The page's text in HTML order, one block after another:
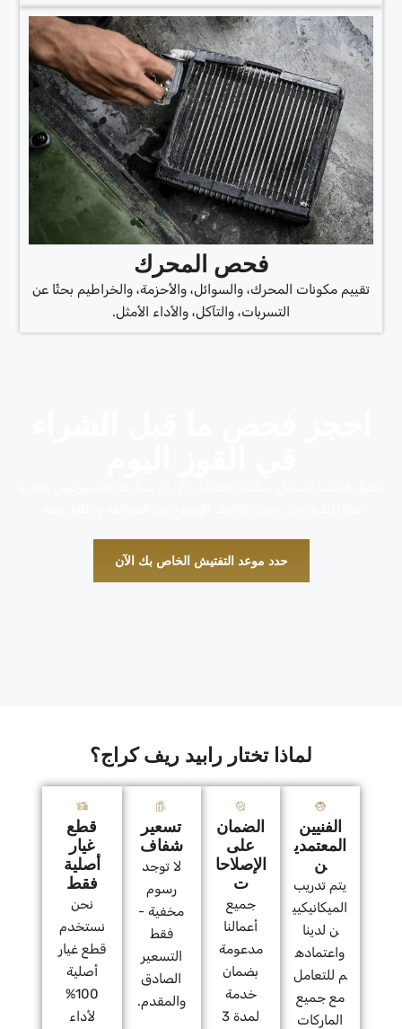
فحص المحرك
تقييم مكونات المحرك، والسوائل، والأحزمة، والخراطيم بحثًا عن
التسربات، والتآكل، والأداء الأمثل.
حدد موعد التفتيش الخاص بك الآن
لماذا تختار رابيد ريف كراج؟
الفنيين
المعتمدي
ن
يتم تدريب
الميكانيكيي
ن لدينا
واعتماده
م للتعامل
مع جميع
الماركات
الضمان
على
الإصلاحا
ت
جميع
أعمالنا
مدعومة
بضمان
خدمة
لمدة 3
تسعير
شفاف
لا توجد
رسوم
مخفية -
فقط
التسعير
الصادق
والمقدم.
قطع
غيار
أصلية
فقط
نحن
نستخدم
قطع غيار
أصلية
100%
لأداء